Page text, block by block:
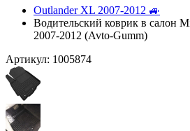
Outlander XL 2007-2012 🚙
Водительский коврик в салон
2007-2012 (Avto-Gumm)
Артикул: 1005874